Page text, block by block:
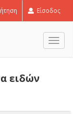
Είσοδος
ειδών